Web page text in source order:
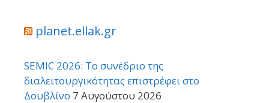
planet.ellak.gr
SEMIC 2026: Το συνέδριο της
διαλειτουργικότητας επιστρέφει στο
Δουβλίνο 7 Αυγούστου 2026